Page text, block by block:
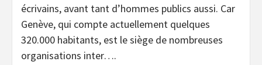
écrivains, avant tant d’hommes publics aussi. Car
Genève, qui compte actuellement quelques
320.000 habitants, est le siège de nombreuses
organisations inter….